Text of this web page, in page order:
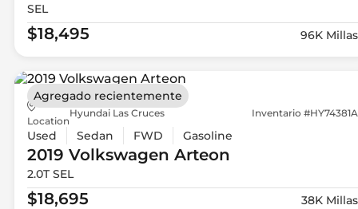
SEL
$18,495 96K Millas
Location
Hyundai Las Cruces Inventario #HY74381A
Used Sedan FWD Gasoline
2019 Volkswagen Arteon
2.0T SEL
$18,695 38K Millas
Agregado recientemente